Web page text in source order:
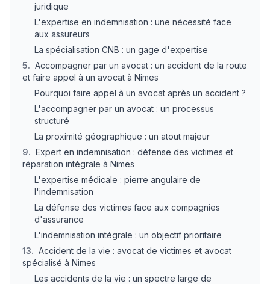
juridique
L'expertise en indemnisation : une nécessité face
aux assureurs
La spécialisation CNB : un gage d'expertise
5. Accompagner par un avocat : un accident de la route
et faire appel à un avocat à Nimes
Pourquoi faire appel à un avocat après un accident ?
L'accompagner par un avocat : un processus
structuré
La proximité géographique : un atout majeur
9. Expert en indemnisation : défense des victimes et
réparation intégrale à Nimes
L'expertise médicale : pierre angulaire de
l'indemnisation
La défense des victimes face aux compagnies
d'assurance
L'indemnisation intégrale : un objectif prioritaire
13. Accident de la vie : avocat de victimes et avocat
spécialisé à Nimes
Les accidents de la vie : un spectre large de